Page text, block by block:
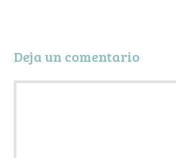
Deja un comentario